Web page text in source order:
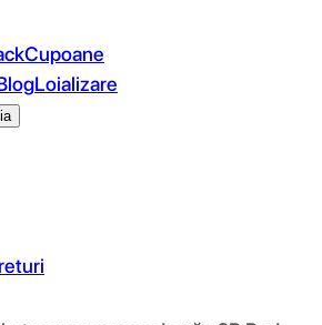
Cupoane
Loializare